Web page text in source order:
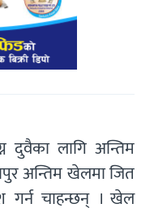
दुवैका लागि अन्तिम
अन्तिम खेलमा जित
गर्न चाहन्छन् । खेल